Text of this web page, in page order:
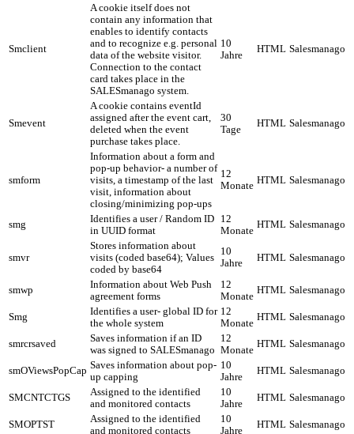
Smclient
A cookie itself does not
contain any information that
enables to identify contacts
and to recognize e.g. personal
data of the website visitor.
Connection to the contact
card takes place in the
SALESmanago system.
10
Jahre
HTML Salesmanago
Smevent
A cookie contains eventId
assigned after the event cart,
deleted when the event
purchase takes place.
30
Tage
HTML Salesmanago
smform
Information about a form and
pop-up behavior- a number of
visits, a timestamp of the last
visit, information about
closing/minimizing pop-ups
12
Monate HTML Salesmanago
smg
Identifies a user / Random ID
in UUID format
12
Monate
HTML Salesmanago
smvr
Stores information about
visits (coded base64); Values
coded by base64
10
Jahre
HTML Salesmanago
smwp
Information about Web Push
agreement forms
12
Monate
HTML Salesmanago
Smg
Identifies a user- global ID for
the whole system
12
Monate
HTML Salesmanago
smrcrsaved
Saves information if an ID
was signed to SALESmanago
12
Monate
HTML Salesmanago
smOViewsPopCap Saves information about pop-
up capping
10
Jahre
HTML Salesmanago
SMCNTCTGS
Assigned to the identified
and monitored contacts
10
Jahre
HTML Salesmanago
SMOPTST
Assigned to the identified
and monitored contacts
10
Jahre
HTML Salesmanago